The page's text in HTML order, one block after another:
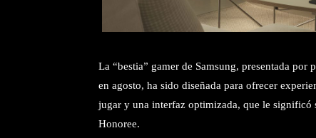
La “bestia” gamer de Samsung, presentada
en agosto, ha sido diseñada para ofrecer
jugar y una interfaz optimizada, que le
Honoree.